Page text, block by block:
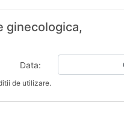
ginecologica,
Data:
de utilizare.